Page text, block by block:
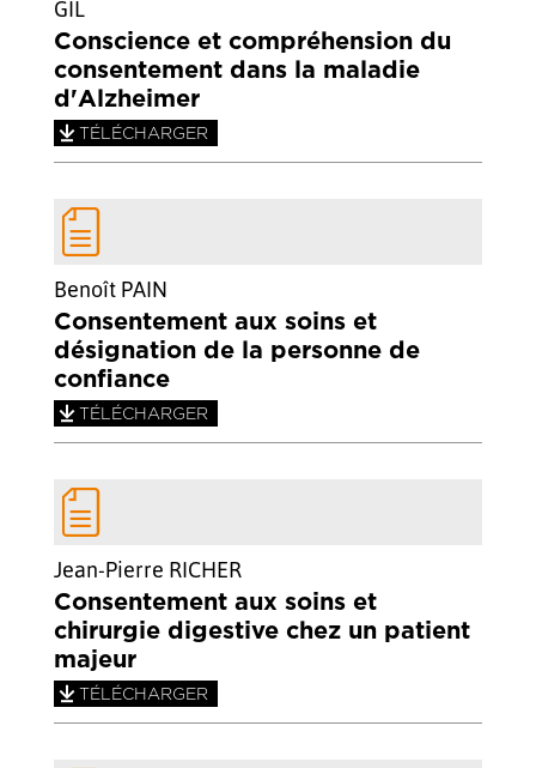
GIL
Conscience et compréhension du
consentement dans la maladie
d'Alzheimer
TÉLÉCHARGER
Benoît PAIN
Consentement aux soins et
désignation de la personne de
confiance
TÉLÉCHARGER
Jean-Pierre RICHER
Consentement aux soins et
chirurgie digestive chez un patient
majeur
TÉLÉCHARGER